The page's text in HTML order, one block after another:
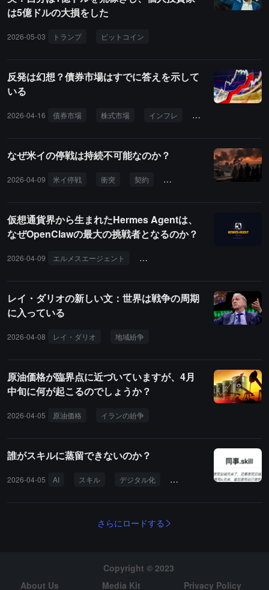
は5億ドルの大損をした
2026-05-03 トランプ ビットコイン
反発は幻想？債券市場はすでに答えを示して
いる
2026-04-16 債券市場 株式市場 インフレ 連邦準備制度
なぜ米イの停戦は持続不可能なのか？
2026-04-09 米イ停戦 衝突 契約 ホメイニ 政治神学
仮想通貨界から生まれたHermes Agentは、
なぜOpenClawの最大の挑戦者となるのか？
2026-04-09 エルメスエージェント オープンクロー
レイ・ダリオの新しい文：世界は戦争の周期
に入っている
2026-04-08 レイ・ダリオ 地域紛争
原油価格が臨界点に近づいていますが、4月
中旬に何が起こるのでしょうか？
2026-04-05 原油価格 イランの紛争
誰がスキルに蒸留できないのか？
2026-04-05 AI スキル デジタル化 資本搾取 職場
さらにロードする
Copyright © 2023
About Us
Media Kit Privacy Policy